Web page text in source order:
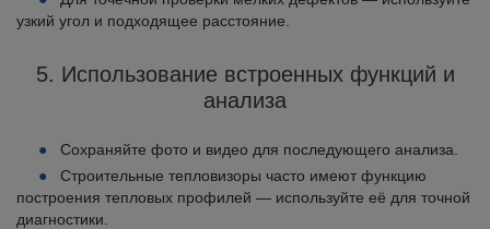
узкий угол и подходящее расстояние.
5. Использование встроенных функций и
анализа
Сохраняйте фото и видео для последующего анализа.
Строительные тепловизоры часто имеют функцию
построения тепловых профилей — используйте её для точной
диагностики.